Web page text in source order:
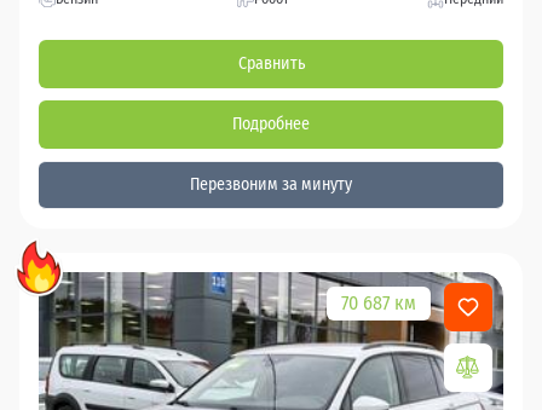
Сравнить
Подробнее
Перезвоним за минуту
70 687 км